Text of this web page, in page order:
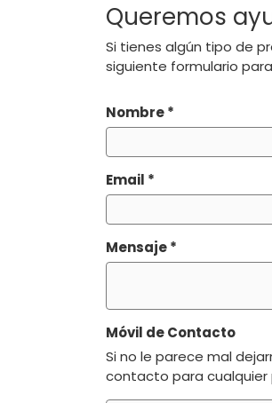
Queremos
Si tienes algún tipo de
siguiente formulario
Nombre*
Email *
Mensaje*
Móvil de Contacto
Si no le parece mal
contacto para cualquier